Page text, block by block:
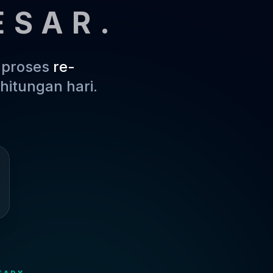
re-
hari.